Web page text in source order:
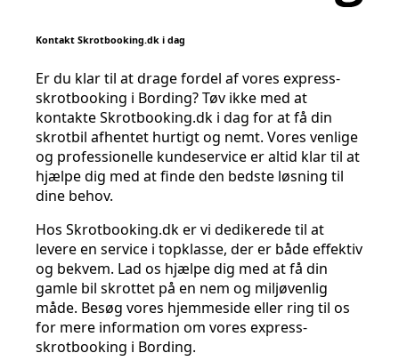
Kontakt Skrotbooking.dk i dag
Er du klar til at drage fordel af vores express-
skrotbooking i Bording? Tøv ikke med at
kontakte Skrotbooking.dk i dag for at få din
skrotbil afhentet hurtigt og nemt. Vores venlige
og professionelle kundeservice er altid klar til at
hjælpe dig med at finde den bedste løsning til
dine behov.
Hos Skrotbooking.dk er vi dedikerede til at
levere en service i topklasse, der er både effektiv
og bekvem. Lad os hjælpe dig med at få din
gamle bil skrottet på en nem og miljøvenlig
måde. Besøg vores hjemmeside eller ring til os
for mere information om vores express-
skrotbooking i Bording.